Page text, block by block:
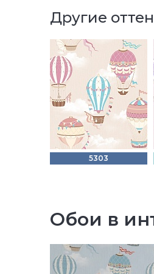
Другие
5303
Обои в